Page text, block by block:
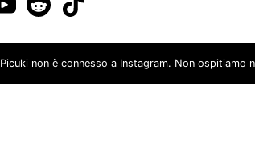
Picuki non è connesso a Instagram. Non